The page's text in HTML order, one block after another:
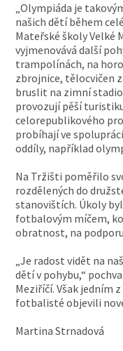
„Olympiáda je
našich dětí během
Mateřské školy Velké
vyjmenovává další
trampolínách, na
zbrojnice, tělocvičen
bruslit na zimní
provozují pěší
celorepublikového
probíhají ve
oddíly, například
Na Tržišti poměřilo
rozdělených do
stanovištích. Úkoly
fotbalovým míčem,
obratnost, na
„Je radost vidět na
dětí v pohybu,“
Meziříčí. Však jedním
fotbalisté objevili
Martina Strnadová